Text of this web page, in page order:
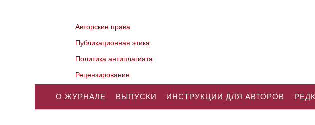
Авторские права
Публикационная этика
Политика антиплагиата
Рецензирование
О ЖУРНАЛЕ ВЫПУСКИ ИНСТРУКЦИИ ДЛЯ АВТОРОВ